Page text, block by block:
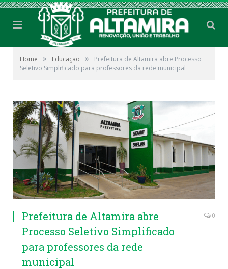
Home » Educação »
Prefeitura de Altamira abre Processo
Seletivo Simplificado para professores da rede municipal
Prefeitura de Altamira abre
Processo Seletivo Simplificado
para professores da rede
municipal
0